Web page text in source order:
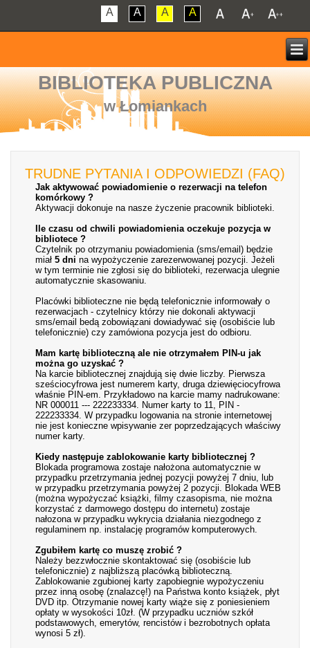
A A A A
BIBLIOTEKA PUBLICZNA
w Łomiankach
TRUDNE PYTANIA I ODPOWIEDZI (FAQ)
Jak aktywować powiadomienie o rezerwacji na telefon
komórkowy ?
Aktywacji dokonuje na nasze życzenie pracownik biblioteki.
Ile czasu od chwili powiadomienia oczekuje pozycja w
bibliotece ?
Czytelnik po otrzymaniu powiadomienia (sms/email) będzie
miał5 dni na wypożyczenie zarezerwowanej pozycji. Jeżeli
w tym terminie nie zgłosi się do biblioteki, rezerwacja ulegnie
automatycznie skasowaniu.
Placówki biblioteczne nie będą telefonicznie informowały o
rezerwacjach - czytelnicy którzy nie dokonali aktywacji
sms/email bedą zobowiązani dowiadywać się (osobiście lub
telefonicznie) czy zamówiona pozycja jest do odbioru.
Mam kartę biblioteczną ale nie otrzymałem PIN-u jak
można go uzyskać ?
Na karcie bibliotecznej znajdują się dwie liczby. Pierwsza
sześciocyfrowa jest numerem karty, druga dziewięciocyfrowa
właśnie PIN-em. Przykładowo na karcie mamy nadrukowane:
NR 000011 --- 222233334. Numer karty to 11, PIN -
222233334. W przypadku logowania na stronie internetowej
nie jest konieczne wpisywanie zer poprzedzających właściwy
numer karty.
Kiedy następuje zablokowanie karty bibliotecznej ?
Blokada programowa zostaje nałożona automatycznie w
przypadku przetrzymania jednej pozycji powyżej 7 dniu, lub
w przypadku przetrzymania powyżej 2 pozycji. Blokada WEB
(można wypożyczać książki, filmy czasopisma, nie można
korzystać z darmowego dostępu do internetu) zostaje
nałozona w przypadku wykrycia działania niezgodnego z
regulaminem np. instalację programów komputerowych.
Zgubiłem kartę co muszę zrobić ?
Należy bezzwłocznie skontaktować się (osobiście lub
telefonicznie) z najbliższą placówką biblioteczną.
Zablokowanie zgubionej karty zapobiegnie wypożyczeniu
przez inną osobę (znalazcę!) na Państwa konto książek, płyt
DVD itp. Otrzymanie nowej karty wiąże się z poniesieniem
opłaty w wysokości 10zł. (W przypadku uczniów szkół
podstawowych, emerytów, rencistów i bezrobotnych opłata
wynosi 5 zł).